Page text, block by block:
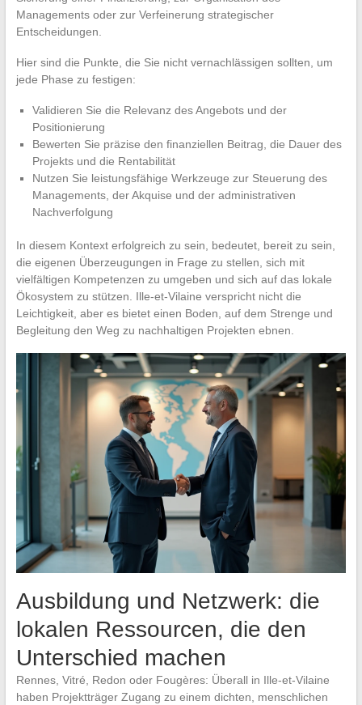
Managements oder zur Verfeinerung strategischer
Entscheidungen.
Hier sind die Punkte, die Sie nicht vernachlässigen sollten, um
jede Phase zu festigen:
Validieren Sie die Relevanz des Angebots und der
Positionierung
Bewerten Sie präzise den finanziellen Beitrag, die Dauer des
Projekts und die Rentabilität
Nutzen Sie leistungsfähige Werkzeuge zur Steuerung des
Managements, der Akquise und der administrativen
Nachverfolgung
In diesem Kontext erfolgreich zu sein, bedeutet, bereit zu sein,
die eigenen Überzeugungen in Frage zu stellen, sich mit
vielfältigen Kompetenzen zu umgeben und sich auf das lokale
Ökosystem zu stützen. Ille-et-Vilaine verspricht nicht die
Leichtigkeit, aber es bietet einen Boden, auf dem Strenge und
Begleitung den Weg zu nachhaltigen Projekten ebnen.
Ausbildung und Netzwerk: die
lokalen Ressourcen, die den
Unterschied machen
Rennes, Vitré, Redon oder Fougères: Überall in Ille-et-Vilaine
haben Projektträger Zugang zu einem dichten, menschlichen